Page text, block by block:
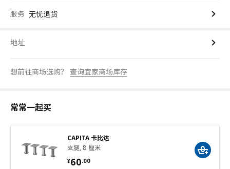
服务 无忧退货
地址
想前往商场选购？ 查询宜家商场库存
常常一起买
CAPITA 卡比达
支腿, 8 厘米
¥60.00
¥ 60.00